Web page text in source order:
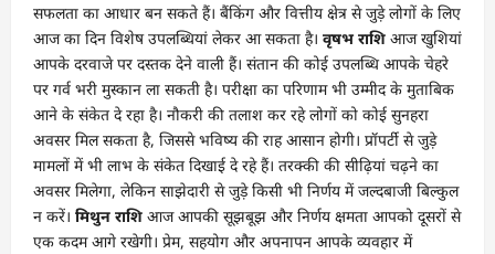
सफलता का आधार बन सकते हैं। बैंकिंग और वित्तीय क्षेत्र से जुड़े लोगों के लिए
आज का दिन विशेष उपलब्धियां लेकर आ सकता है। वृषभ राशि आज खुशियां
आपके दरवाजे पर दस्तक देने वाली हैं। संतान की कोई उपलब्धि आपके चेहरे
पर गर्व भरी मुस्कान ला सकती है। परीक्षा का परिणाम भी उम्मीद के मुताबिक
आने के संकेत दे रहा है। नौकरी की तलाश कर रहे लोगों को कोई सुनहरा
अवसर मिल सकता है, जिससे भविष्य की राह आसान होगी। प्रॉपर्टी से जुड़े
मामलों में भी लाभ के संकेत दिखाई दे रहे हैं। तरक्की की सीढ़ियां चढ़ने का
अवसर मिलेगा, लेकिन साझेदारी से जुड़े किसी भी निर्णय में जल्दबाजी बिल्कुल
न करें। मिथुन राशि आज आपकी सूझबूझ और निर्णय क्षमता आपको दूसरों से
एक कदम आगे रखेगी। प्रेम, सहयोग और अपनापन आपके व्यवहार में